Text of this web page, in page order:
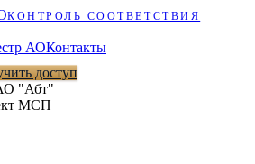
КОНТРОЛЬ СООТВЕТСТВИЯ
АОКонтакты
доступ
"Абт"
МСП